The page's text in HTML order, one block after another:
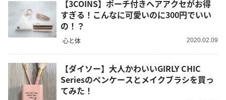
【3COINS】ポーチ付きヘアアクセがお得
すぎる！こんなに可愛いのに300円でいい
の！？
心と体 2020.02.09
【ダイソー】大人かわいいGIRLY CHIC
Seriesのペンケースとメイクブラシを買っ
てみた！